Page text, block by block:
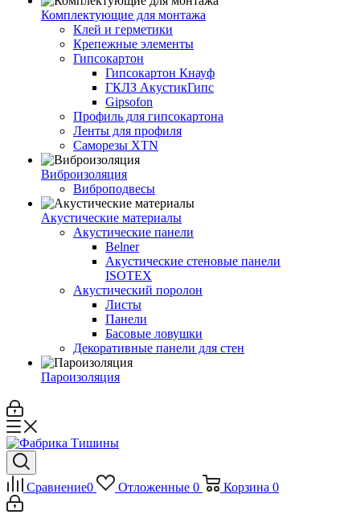
Комплектующие для монтажа
Клей и герметики
Крепежные элементы
Гипсокартон
Гипсокартон Кнауф
ГКЛЗ АкустикГипс
Gipsofon
Профиль для гипсокартона
Ленты для профиля
Саморезы XTN
Виброизоляция
Виброподвесы
Акустические материалы
Акустические панели
Belner
Акустические стеновые панели
ISOTEX
Акустический поролон
Листы
Панели
Басовые ловушки
Декоративные панели для стен
Пароизоляция
Сравнение0 Отложенные 0 Корзина 0